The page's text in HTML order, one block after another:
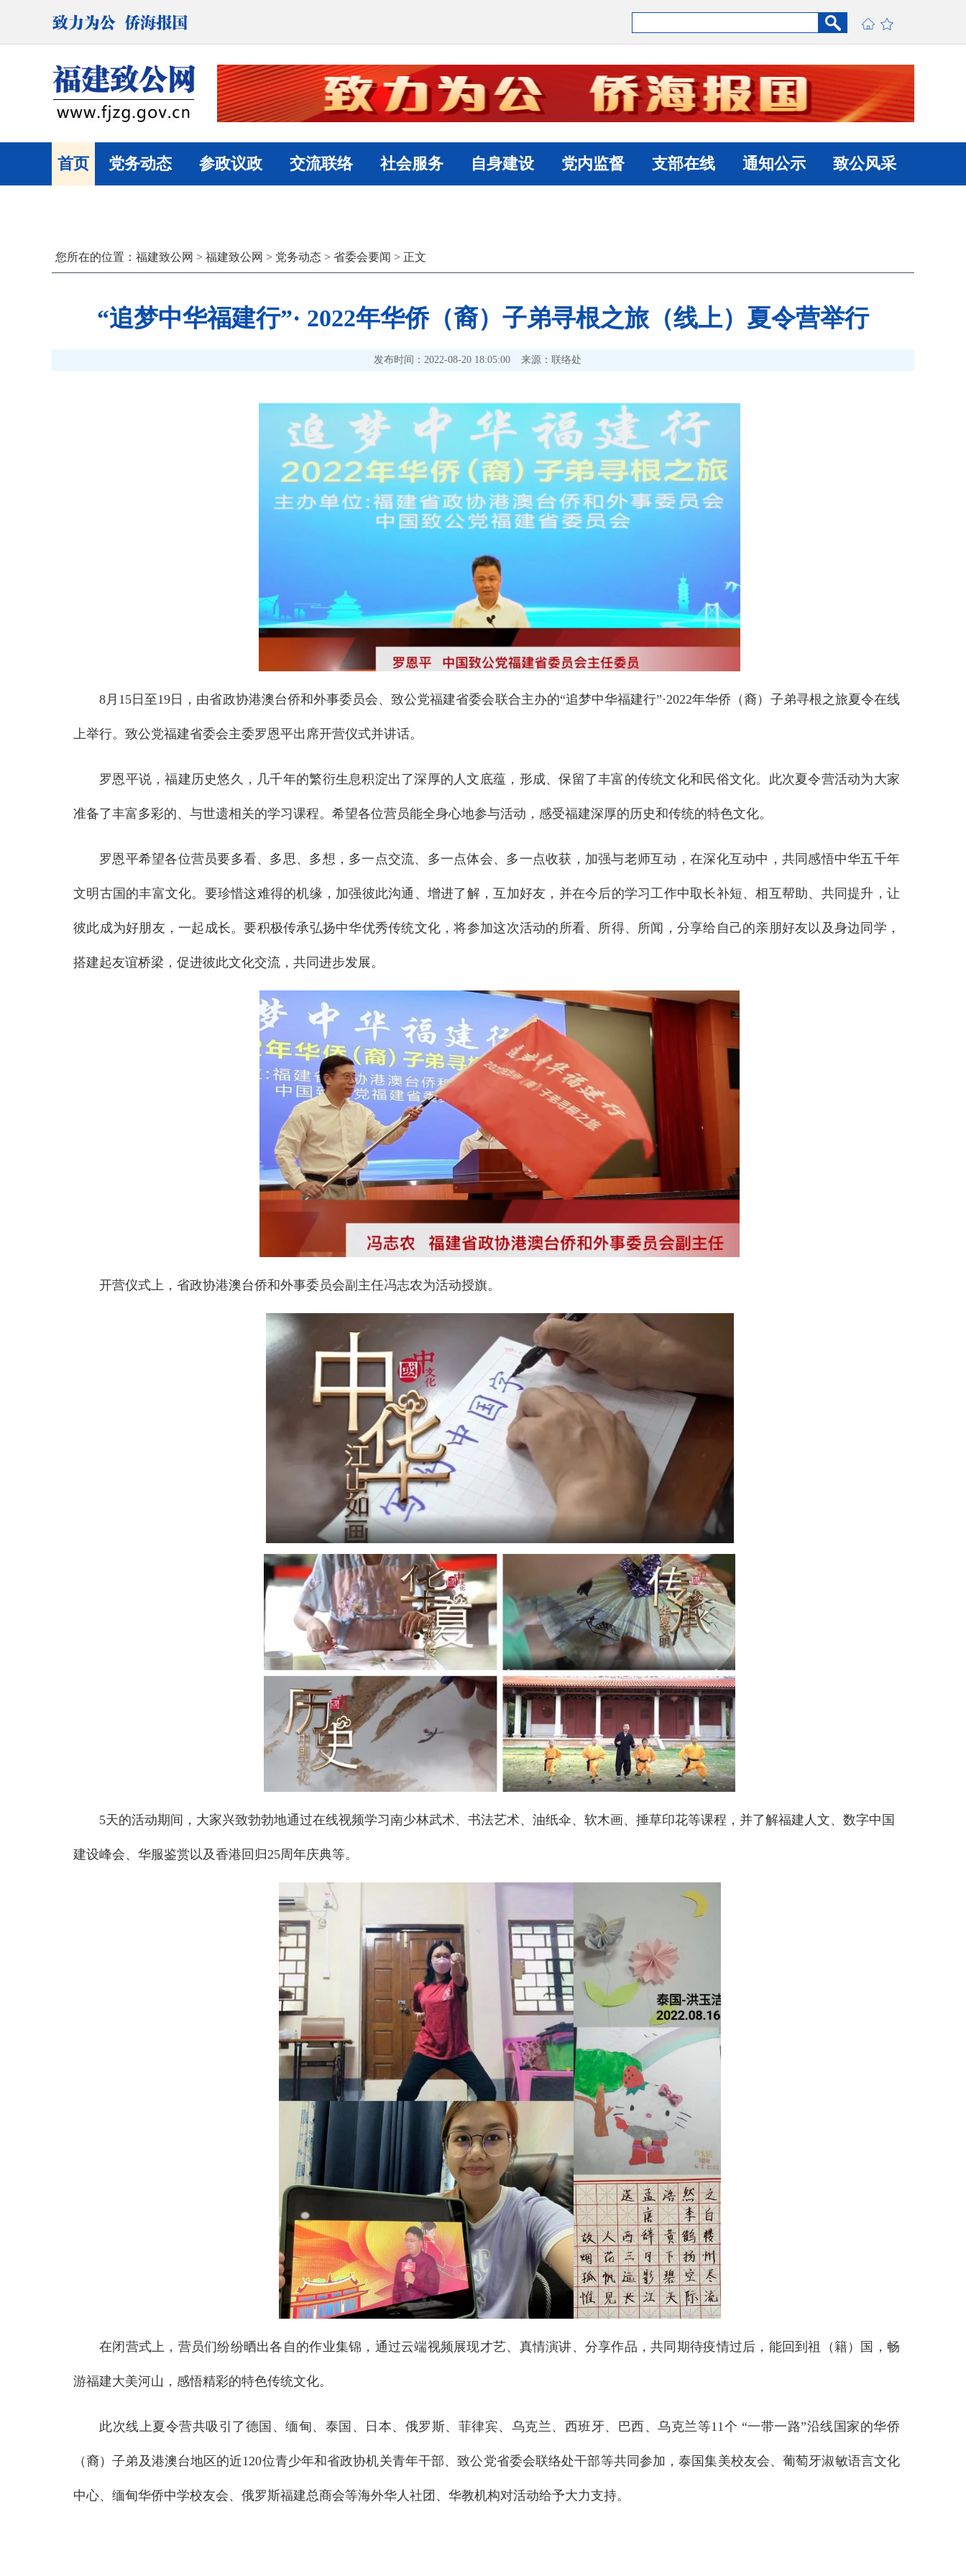
首页 党务动态 参政议政 交流联络 社会服务 自身建设 党内监督 支部在线 通知公示 致公风采
您所在的位置： 福建致公网 > 福建致公网 > 党务动态 > 省委会要闻 > 正文
“追梦中华福建行”· 2022年华侨（裔）子弟寻根之旅（线上）夏令营举行
发布时间：2022-08-20 18:05:00 来源：联络处
8月15日至19日，由省政协港澳台侨和外事委员会、致公党福建省委会联合主办的“追梦中华福建行”·2022年华侨（裔）子弟寻根之旅夏令在线
上举行。致公党福建省委会主委罗恩平出席开营仪式并讲话。
罗恩平说，福建历史悠久，几千年的繁衍生息积淀出了深厚的人文底蕴，形成、保留了丰富的传统文化和民俗文化。此次夏令营活动为大家
准备了丰富多彩的、与世遗相关的学习课程。希望各位营员能全身心地参与活动，感受福建深厚的历史和传统的特色文化。
罗恩平希望各位营员要多看、多思、多想，多一点交流、多一点体会、多一点收获，加强与老师互动，在深化互动中，共同感悟中华五千年
文明古国的丰富文化。要珍惜这难得的机缘，加强彼此沟通、增进了解，互加好友，并在今后的学习工作中取长补短、相互帮助、共同提升，让
彼此成为好朋友，一起成长。要积极传承弘扬中华优秀传统文化，将参加这次活动的所看、所得、所闻，分享给自己的亲朋好友以及身边同学，
搭建起友谊桥梁，促进彼此文化交流，共同进步发展。
开营仪式上，省政协港澳台侨和外事委员会副主任冯志农为活动授旗。
5天的活动期间，大家兴致勃勃地通过在线视频学习南少林武术、书法艺术、油纸伞、软木画、捶草印花等课程，并了解福建人文、数字中国
建设峰会、华服鉴赏以及香港回归25周年庆典等。
在闭营式上，营员们纷纷晒出各自的作业集锦，通过云端视频展现才艺、真情演讲、分享作品，共同期待疫情过后，能回到祖（籍）国，畅
游福建大美河山，感悟精彩的特色传统文化。
此次线上夏令营共吸引了德国、缅甸、泰国、日本、俄罗斯、菲律宾、乌克兰、西班牙、巴西、乌克兰等11个 “一带一路”沿线国家的华侨
（裔）子弟及港澳台地区的近120位青少年和省政协机关青年干部、致公党省委会联络处干部等共同参加，泰国集美校友会、葡萄牙淑敏语言文化
中心、缅甸华侨中学校友会、俄罗斯福建总商会等海外华人社团、华教机构对活动给予大力支持。